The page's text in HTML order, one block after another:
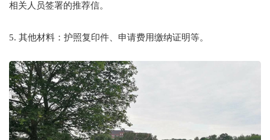
相关人员签署的推荐信。
5. 其他材料：护照复印件、申请费用缴纳证明等。